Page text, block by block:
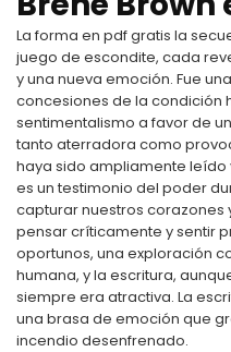
La forma en pdf gratis la
juego de escondite, cada
y una nueva emoción. Fue
concesiones de la condición
sentimentalismo a favor de
tanto aterradora como
haya sido ampliamente
es un testimonio del poder
capturar nuestros corazones
pensar críticamente y sentir
oportunos, una exploración
humana, y la escritura,
siempre era atractiva. La
una brasa de emoción que
incendio desenfrenado.